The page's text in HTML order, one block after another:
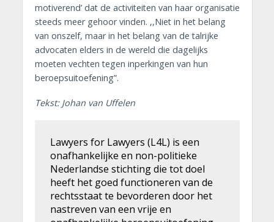
motiverend’ dat de activiteiten van haar organisatie
steeds meer gehoor vinden. ,,Niet in het belang
van onszelf, maar in het belang van de talrijke
advocaten elders in de wereld die dagelijks
moeten vechten tegen inperkingen van hun
beroepsuitoefening”.
Tekst: Johan van Uffelen
Lawyers for Lawyers (L4L) is een
onafhankelijke en non-politieke
Nederlandse stichting die tot doel
heeft het goed functioneren van de
rechtsstaat te bevorderen door het
nastreven van een vrije en